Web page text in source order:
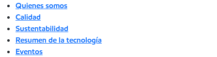
Quienes somos
Calidad
Sustentabilidad
Resumen de la tecnología
Eventos